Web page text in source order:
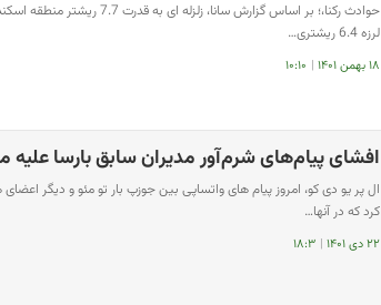
حوادث رکنا،؛ بر اساس گزارش سانا،
لرزه 6.4 ریشتری…
۱۸ بهمن ۱۴۰۱ | ۱۰:۱۰
افشای پیام‌های شرم‌آور مدیران سابق بارسا
ال‌ پر یو دی کو، امروز پیام های واتساپی بین جوزپ بار تو مئو و دیگر
کرد که در آنها…
۲۲ دی ۱۴۰۱ | ۱۸:۳